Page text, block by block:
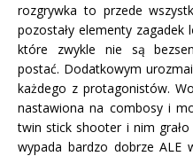
rozgrywka to przede
pozostały elementy zagadek
które zwykle nie są
postać. Dodatkowym
każdego z protagonistów.
nastawiona na combosy i
twin stick shooter i nim
wypada bardzo dobrze ALE